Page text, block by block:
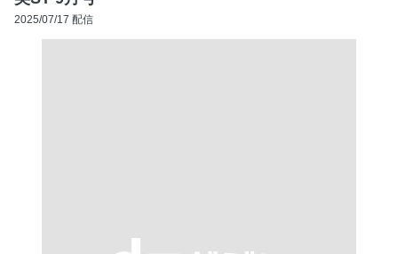
2025/07/17 配信